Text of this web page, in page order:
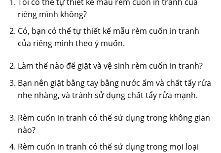
riêng mình không?
Có, bạn có thể tự thiết kế mẫu rèm cuốn in tranh
của riêng mình theo ý muốn.
Làm thế nào để giặt và vệ sinh rèm cuốn in tranh?
Bạn nên giặt bằng tay bằng nước ấm và chất tẩy rửa
nhẹ nhàng, và tránh sử dụng chất tẩy rửa mạnh.
Rèm cuốn in tranh có thể sử dụng trong không gian
nào?
Rèm cuốn in tranh có thể sử dụng trong mọi loại